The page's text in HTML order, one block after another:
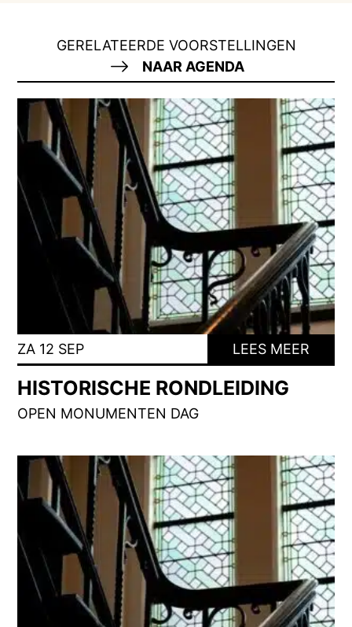
GERELATEERDE VOORSTELLINGEN
NAAR AGENDA
ZA 12 SEP LEES MEER
HISTORISCHE RONDLEIDING
OPEN MONUMENTEN DAG